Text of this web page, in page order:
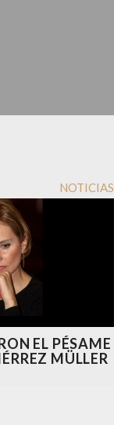
NOTICIAS
EL PÉSAME
MÜLLER